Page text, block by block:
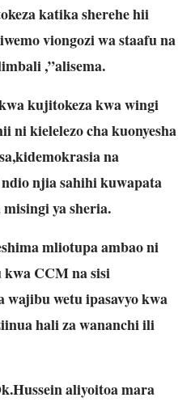
katika sherehe hii
viongozi wa staafu na
,”alisema.
kujitokeza kwa wingi
kielelezo cha kuonyesha
na
njia sahihi kuwapata
ya sheria.
mliotupa ambao ni
kwa CCM na sisi
wetu ipasavyo kwa
hali za wananchi ili
aliyoitoa mara